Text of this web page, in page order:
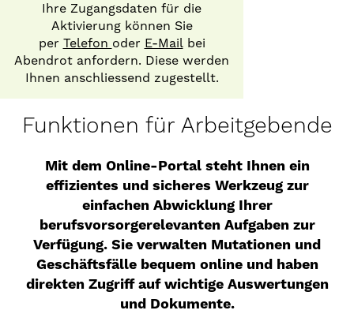
Ihre Zugangsdaten für die
Aktivierung können Sie
per Telefon oder E-Mailbei
Abendrot anfordern. Diese werden
Ihnen anschliessend zugestellt.
Funktionen für Arbeitgebende
Mit dem Online-Portal steht Ihnen ein
effizientes und sicheres Werkzeug zur
einfachen Abwicklung Ihrer
berufsvorsorgerelevanten Aufgaben zur
Verfügung. Sie verwalten Mutationen und
Geschäftsfälle bequem online und haben
direkten Zugriff auf wichtige Auswertungen
und Dokumente.